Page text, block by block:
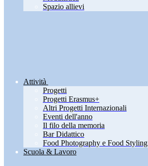
Spazio allievi
Attività
Progetti
Progetti Erasmus+
Altri Progetti Internazionali
Eventi dell'anno
Il filo della memoria
Bar Didattico
Food Photography e Food Styling
Scuola & Lavoro